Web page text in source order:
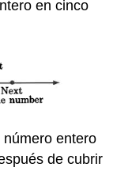
en cinco
entero
de cubrir